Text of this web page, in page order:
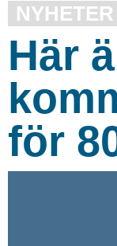
NYHETER
Här
för